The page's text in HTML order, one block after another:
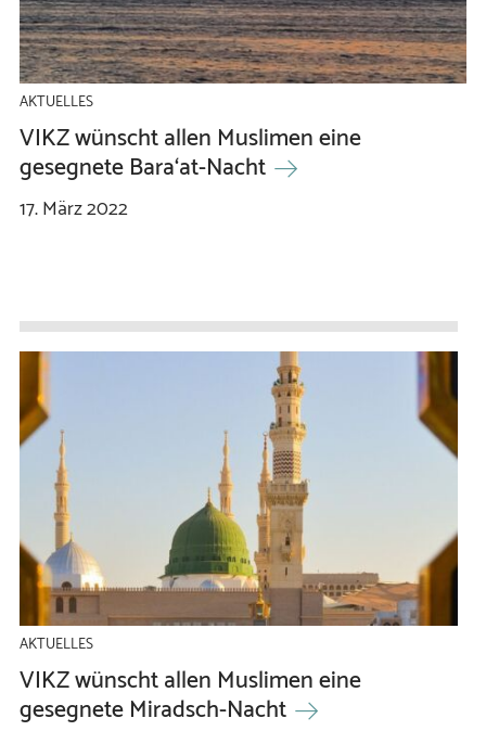
AKTUELLES
VIKZ wünscht allen Muslimen eine
gesegnete Bara‘at-Nacht
17.März2022
AKTUELLES
VIKZ wünscht allen Muslimen eine
gesegnete Miradsch-Nacht